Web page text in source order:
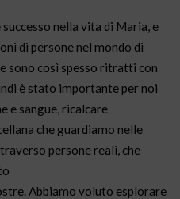
nella vita di Maria, e
di persone nel mondo di
sono così spesso ritratti con
è stato importante per noi
e sangue, ricalcare
che guardiamo nelle
persone reali, che
Abbiamo voluto esplorare